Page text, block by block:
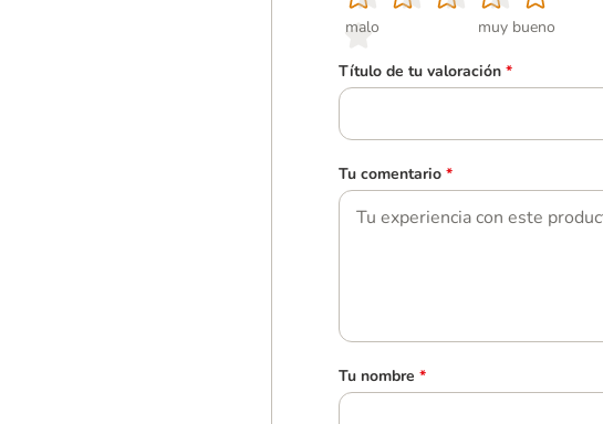
malo
muy bueno
Título de tu valoración *
Tu comentario *
Tu nombre *